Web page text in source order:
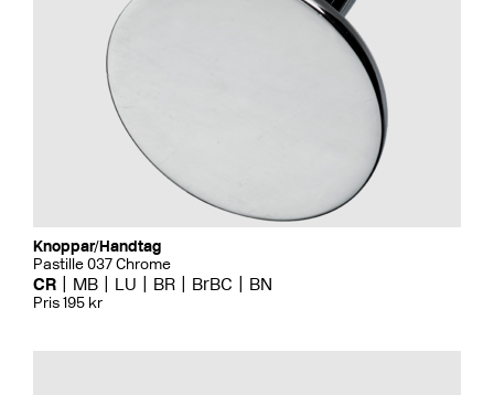
Knoppar/Handtag
Pastille 037 Chrome
CR MB LU BR BrBC BN
Pris 195 kr